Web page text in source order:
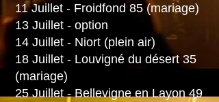
11 Juillet - Froidfond 85 (mariage)
13 Juillet - option
14 Juillet - Niort (plein air)
18 Juillet - Louvigné du désert 35
(mariage)
25 Juillet - Bellevigne en Layon 49